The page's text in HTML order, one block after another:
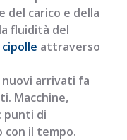
del carico e della
fluidità del
attraverso
arrivati fa
Macchine,
punti di
con il tempo.